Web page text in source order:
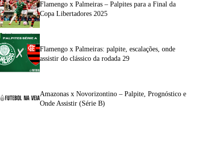
Flamengo x Palmeiras – Palpites para a Final da
Copa Libertadores 2025
Flamengo x Palmeiras: palpite, escalações, onde
assistir do clássico da rodada 29
Amazonas x Novorizontino – Palpite, Prognóstico e
Onde Assistir (Série B)